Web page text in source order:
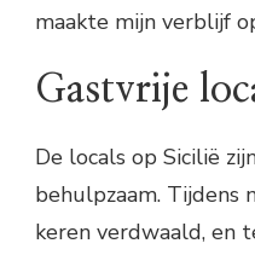
maakte mijn verblijf
Gastvrije
De locals op Sicilië
behulpzaam. Tijdens
keren verdwaald, en